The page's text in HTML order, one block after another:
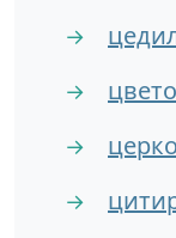
→
→
→
→